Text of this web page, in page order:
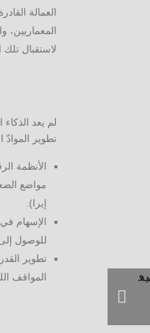
العمالة
المعماريين،
لاستقبال تلك
لم يعد
تطوير الموادّ
الأنظمة
مواضع
إيرا).
الإسهام
للوصول
تطوير
المواقف